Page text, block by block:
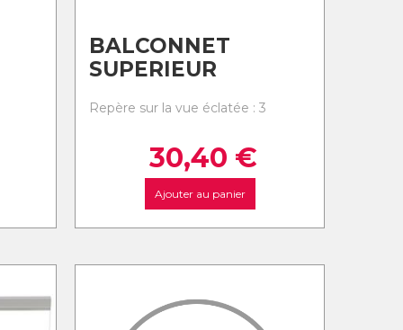
BALCONNET
SUPERIEUR
Repère sur la vue éclatée : 3
30,40 €
Ajouter au panier